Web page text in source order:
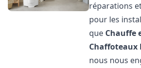
réparations
pour les
que Chauffe
Chaffoteaux
nous nous